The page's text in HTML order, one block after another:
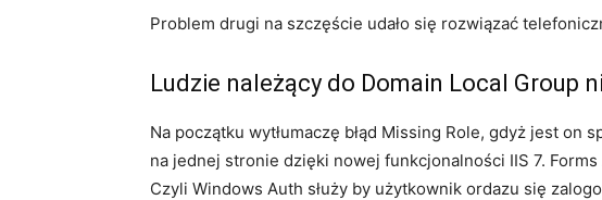
Problem drugi na szczęście udało się rozwiązać
Ludzie należący do Domain Local Group
Na początku wytłumaczę błąd Missing Role, gdyż jest on
na jednej stronie dzięki nowej funkcjonalności IIS 7.
Czyli Windows Auth służy by użytkownik ordazu się